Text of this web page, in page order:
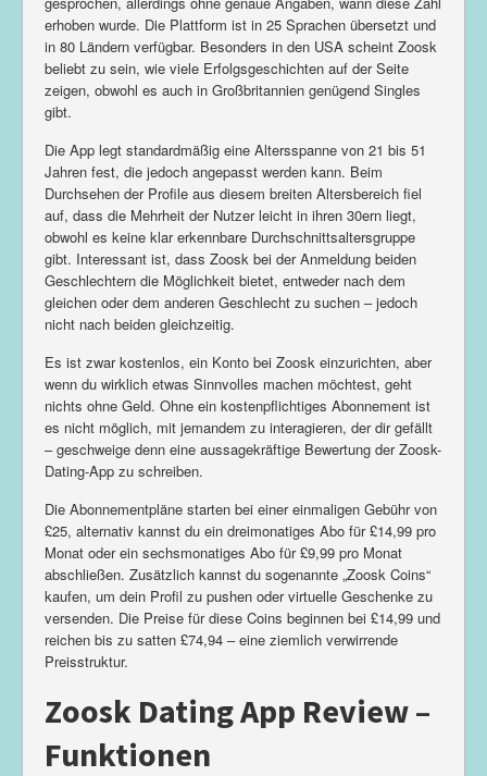
erhoben wurde. Die Plattform ist in 25 Sprachen übersetzt und
in 80 Ländern verfügbar. Besonders in den USA scheint Zoosk
beliebt zu sein, wie viele Erfolgsgeschichten auf der Seite
zeigen, obwohl es auch in Großbritannien genügend Singles
gibt.
Die App legt standardmäßig eine Altersspanne von 21 bis 51
Jahren fest, die jedoch angepasst werden kann. Beim
Durchsehen der Profile aus diesem breiten Altersbereich fiel
auf, dass die Mehrheit der Nutzer leicht in ihren 30ern liegt,
obwohl es keine klar erkennbare Durchschnittsaltersgruppe
gibt. Interessant ist, dass Zoosk bei der Anmeldung beiden
Geschlechtern die Möglichkeit bietet, entweder nach dem
gleichen oder dem anderen Geschlecht zu suchen – jedoch
nicht nach beiden gleichzeitig.
Es ist zwar kostenlos, ein Konto bei Zoosk einzurichten, aber
wenn du wirklich etwas Sinnvolles machen möchtest, geht
nichts ohne Geld. Ohne ein kostenpflichtiges Abonnement ist
es nicht möglich, mit jemandem zu interagieren, der dir gefällt
– geschweige denn eine aussagekräftige Bewertung der Zoosk-
Dating-App zu schreiben.
Die Abonnementpläne starten bei einer einmaligen Gebühr von
£25, alternativ kannst du ein dreimonatiges Abo für £14,99 pro
Monat oder ein sechsmonatiges Abo für £9,99 pro Monat
abschließen. Zusätzlich kannst du sogenannte „Zoosk Coins“
kaufen, um dein Profil zu pushen oder virtuelle Geschenke zu
versenden. Die Preise für diese Coins beginnen bei £14,99 und
reichen bis zu satten £74,94 – eine ziemlich verwirrende
Preisstruktur.
Zoosk Dating App Review –
Funktionen